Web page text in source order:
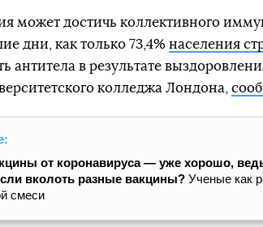
может достичь коллективного
дни, как только 73,4% населения
антитела в результате
колледжа Лондона,
от коронавируса — уже хорошо,
вколоть разные вакцины? Ученые как
смеси